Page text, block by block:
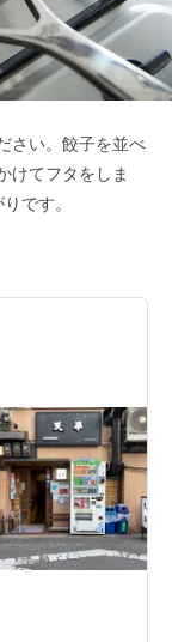
さい。餃子を並べ
けてフタをしま
です。